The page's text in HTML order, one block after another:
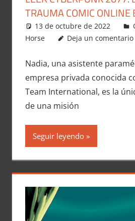
TRAUMA COMIC ONLINE
13 de octubre de 2022
Horse
Deja un comentario
Nadia, una asistente
empresa privada conocida
Team International, es la
de una misión
Seguir leyendo